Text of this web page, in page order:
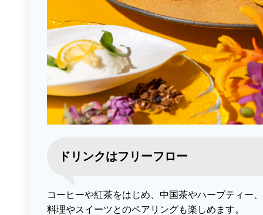
ドリンクはフリーフロー
コーヒーや紅茶をはじめ、中国茶やハーブティー
料理やスイーツとのペアリングも楽しめます。